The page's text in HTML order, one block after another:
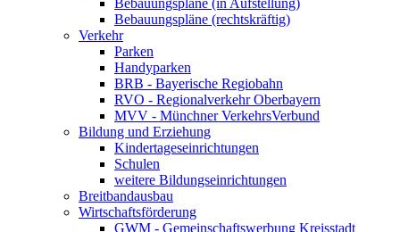
Bebauungspläne (in Aufstellung)
Bebauungspläne (rechtskräftig)
Verkehr
Parken
Handyparken
BRB - Bayerische Regiobahn
RVO - Regionalverkehr Oberbayern
MVV - Münchner VerkehrsVerbund
Bildung und Erziehung
Kindertageseinrichtungen
Schulen
weitere Bildungseinrichtungen
Breitbandausbau
Wirtschaftsförderung
GWM - Gemeinschaftswerbung Kreisstadt